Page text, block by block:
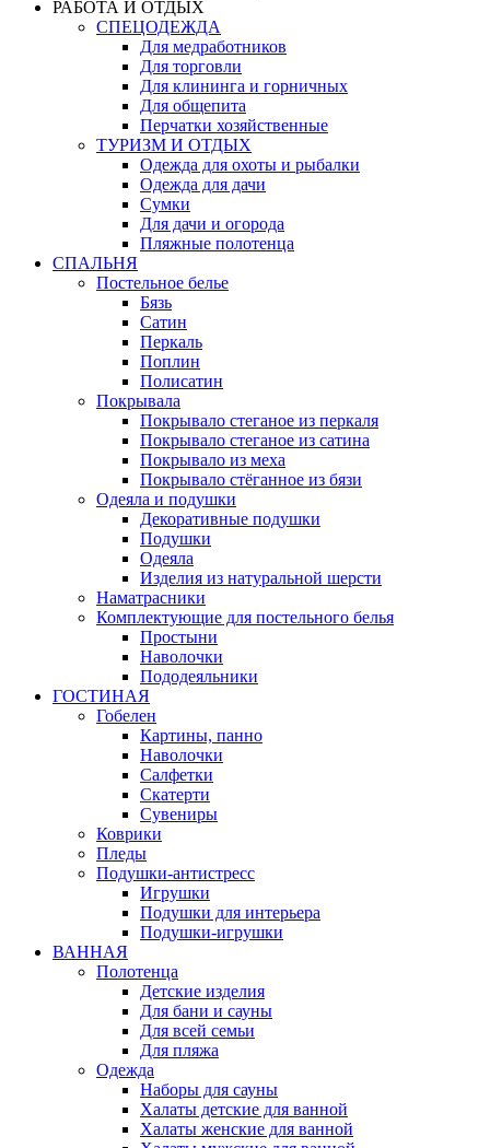
РАБОТА И ОТДЫХ
СПЕЦОДЕЖДА
Для медработников
Для торговли
Для клининга и горничных
Для общепита
Перчатки хозяйственные
ТУРИЗМ И ОТДЫХ
Одежда для охоты и рыбалки
Одежда для дачи
Сумки
Для дачи и огорода
Пляжные полотенца
СПАЛЬНЯ
Постельное белье
Бязь
Сатин
Перкаль
Поплин
Полисатин
Покрывала
Покрывало стеганое из перкаля
Покрывало стеганое из сатина
Покрывало из меха
Покрывало стёганное из бязи
Одеяла и подушки
Декоративные подушки
Подушки
Одеяла
Изделия из натуральной шерсти
Наматраcники
Комплектующие для постельного белья
Простыни
Наволочки
Пододеяльники
ГОСТИНАЯ
Гобелен
Картины, панно
Наволочки
Салфетки
Скатерти
Сувениры
Коврики
Пледы
Подушки-антистресс
Игрушки
Подушки для интерьера
Подушки-игрушки
ВАННАЯ
Полотенца
Детские изделия
Для бани и сауны
Для всей семьи
Для пляжа
Одежда
Наборы для сауны
Халаты детские для ванной
Халаты женские для ванной